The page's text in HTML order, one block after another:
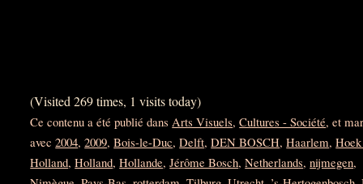
(Visited 269 times, 1 visits today)
Ce contenu a été publié dans Arts Visuels,Cultures - Société, et
avec2004,2009,Bois-le-Duc,Delft,DEN BOSCH,Haarlem,
Holland,Holland,Hollande,Jérôme Bosch,Netherlands,nijmegen,